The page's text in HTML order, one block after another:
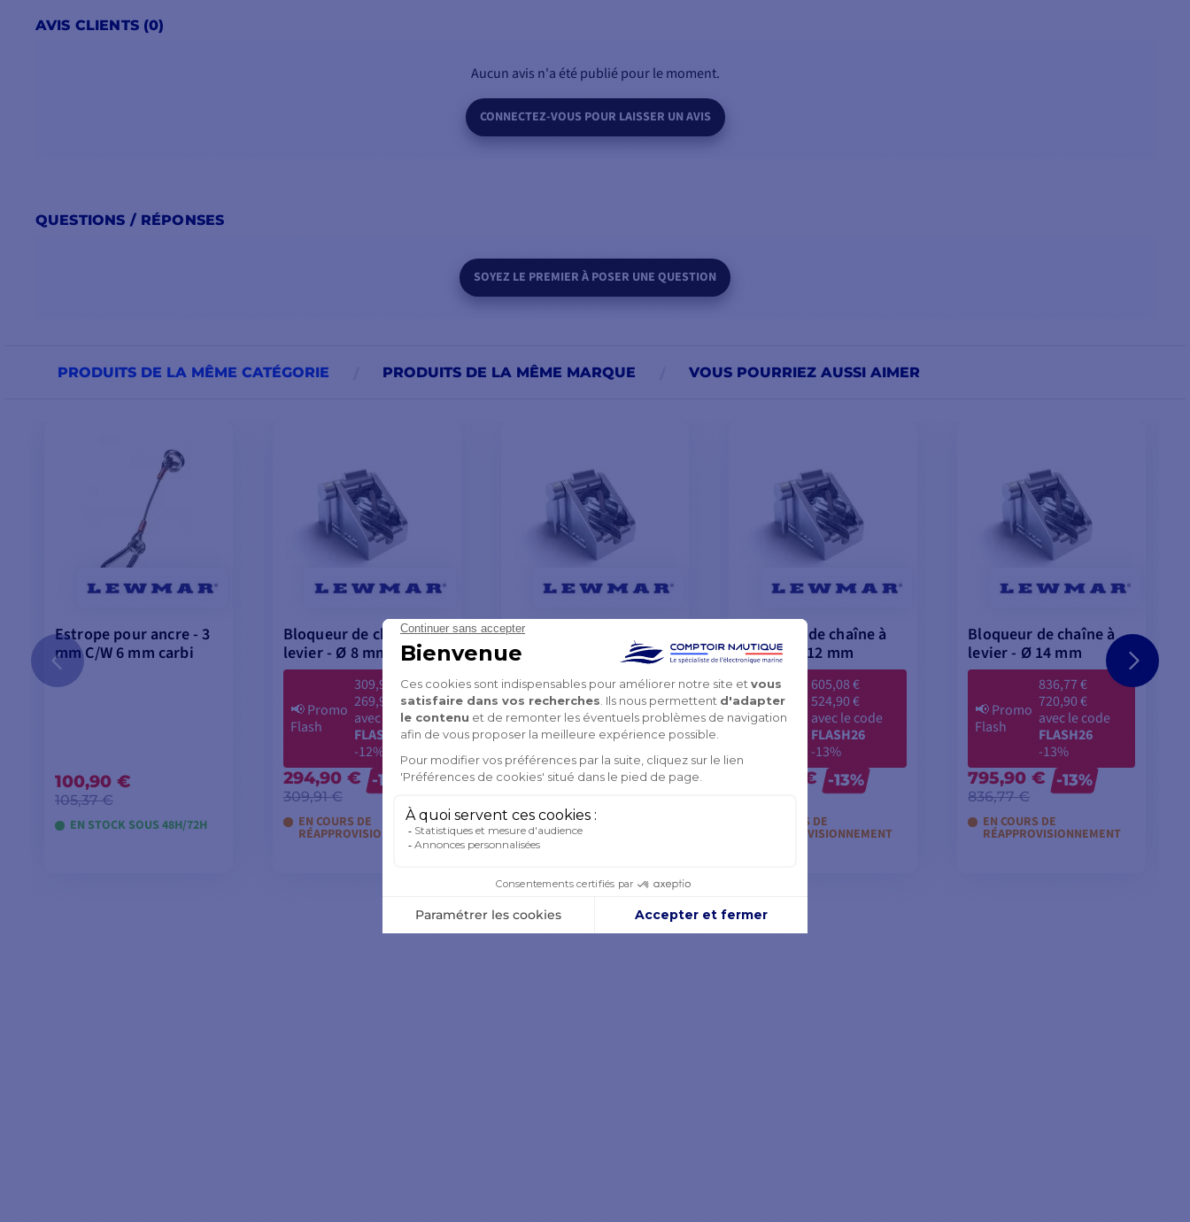
AVIS CLIENTS (0)
Aucun avis n'a été publié pour le moment.
CONNECTEZ-VOUS POUR LAISSER UN AVIS
QUESTIONS / RÉPONSES
SOYEZ LE PREMIER À POSER UNE QUESTION
PRODUITS DE LA MÊME CATÉGORIE PRODUITS DE LA MÊME MARQUE VOUS POURRIEZ AUSSI AIMER
Estrope pour ancre - 3
mm C/W 6 mm carbi
100,90 €
105,37 €
EN STOCK SOUS 48H/72H
Bloqueur de chaîne à
levier - Ø 8 mm
📢Promo
Flash
309,91 €
269,90 €
avec le code
FLASH26
-12%
294,90 €
309,91 €
-12%
EN COURS DE
RÉAPPROVISIONNEMENT
Bloqueur de chaîne à
levier - Ø 10 mm
📢Promo
Flash
402,91 €
357,90 €
avec le code
FLASH26
-11%
382,90 € -11%
EN COURS DE
RÉAPPROVISIONNEMENT
AJOUTER AU PANIER
Bloqueur de chaîne à
levier - Ø 12 mm
📢Promo
Flash
605,08 €
524,90 €
avec le code
FLASH26
-13%
574,90 € -13%
EN COURS DE
RÉAPPROVISIONNEMENT
Bloqueur de chaîne à
levier - Ø 14 mm
📢Promo
Flash
836,77 €
720,90 €
avec le code
FLASH26
-13%
795,90 €
836,77 €
-13%
EN COURS DE
RÉAPPROVISIONNEMENT